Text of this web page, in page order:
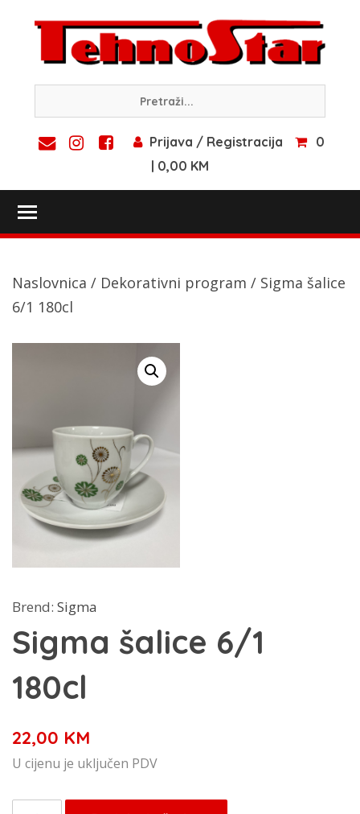
content
Prijava / Registracija
0
| 0,00 KM
Naslovnica / Dekorativni program / Sigma šalice
6/1 180cl
Brend: Sigma
Sigma šalice 6/1
180cl
22,00 KM
U cijenu je uključen PDV
Sigma